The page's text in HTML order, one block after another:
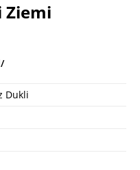
Ziemi
Dukli